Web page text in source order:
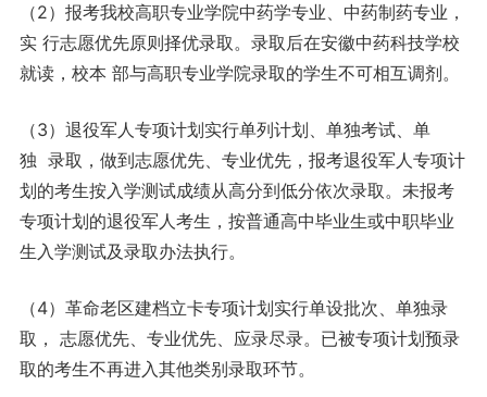
（2）报考我校高职专业学院中药学专业、中药制药专业，
实 行志愿优先原则择优录取。录取后在安徽中药科技学校
就读，校本 部与高职专业学院录取的学生不可相互调剂。
（3）退役军人专项计划实行单列计划、单独考试、单
独 录取，做到志愿优先、专业优先，报考退役军人专项计
划的考生按入学测试成绩从高分到低分依次录取。未报考
专项计划的退役军人考生，按普通高中毕业生或中职毕业
生入学测试及录取办法执行。
（4）革命老区建档立卡专项计划实行单设批次、单独录
取， 志愿优先、专业优先、应录尽录。已被专项计划预录
取的考生不再进入其他类别录取环节。